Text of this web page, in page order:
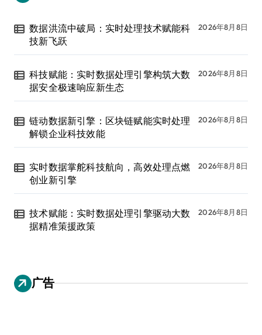
数据洪流中破局：实时处理技术赋能科
技新飞跃
2026年8月8日
科技赋能：实时数据处理引擎构筑大数
据安全极速响应新生态
2026年8月8日
链动数据新引擎：区块链赋能实时处理
解锁企业科技效能
2026年8月8日
实时数据掌舵科技航向，高效处理点燃
创业新引擎
2026年8月8日
技术赋能：实时数据处理引擎驱动大数
据精准策援政策
2026年8月8日
广告